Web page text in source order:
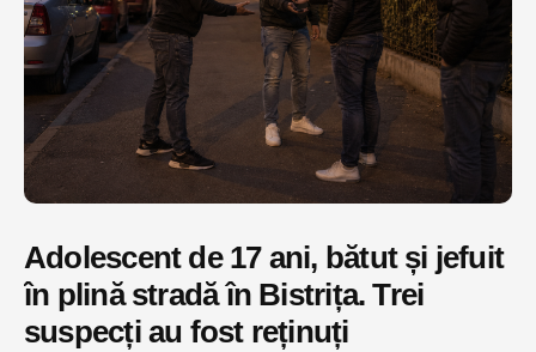
Adolescent de 17 ani, bătut și jefuit
în plină stradă în Bistrița. Trei
suspecți au fost reținuți